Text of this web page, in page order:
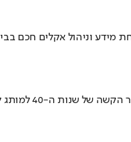
מידע וניהול אקלים חכם